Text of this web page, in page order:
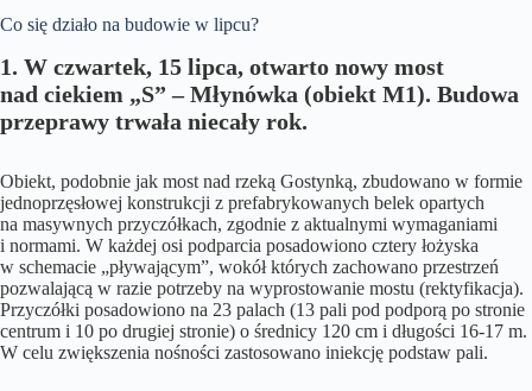
Co się działo na budowie w lipcu?
1. W czwartek, 15 lipca, otwarto nowy most
nad ciekiem „S” – Młynówka (obiekt M1). Budowa
przeprawy trwała niecały rok.
Obiekt, podobnie jak most nad rzeką Gostynką, zbudowano w formie
jednoprzęsłowej konstrukcji z prefabrykowanych belek opartych
na masywnych przyczółkach, zgodnie z aktualnymi wymaganiami
i normami. W każdej osi podparcia posadowiono cztery łożyska
w schemacie „pływającym”, wokół których zachowano przestrzeń
pozwalającą w razie potrzeby na wyprostowanie mostu (rektyfikacja).
Przyczółki posadowiono na 23 palach (13 pali pod podporą po stronie
centrum i 10 po drugiej stronie) o średnicy 120 cm i długości 16-17 m.
W celu zwiększenia nośności zastosowano iniekcję podstaw pali.